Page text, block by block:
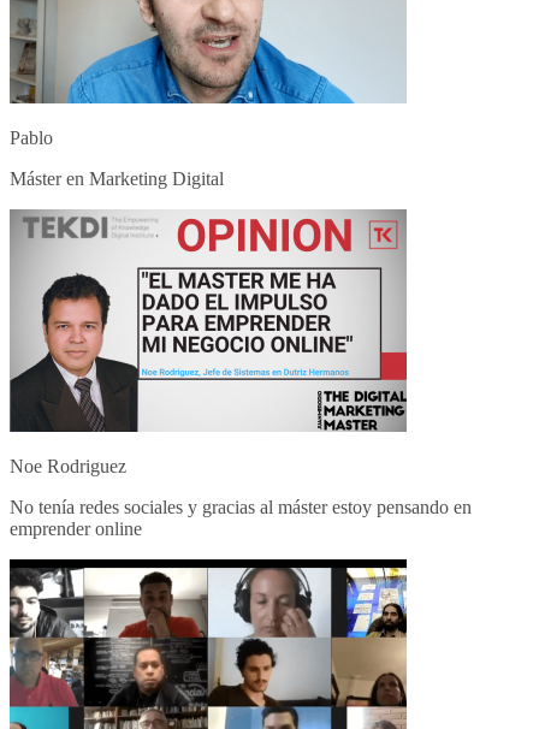
Pablo
Máster en Marketing Digital
Noe Rodriguez
No tenía redes sociales y gracias al máster estoy pensando en
emprender online